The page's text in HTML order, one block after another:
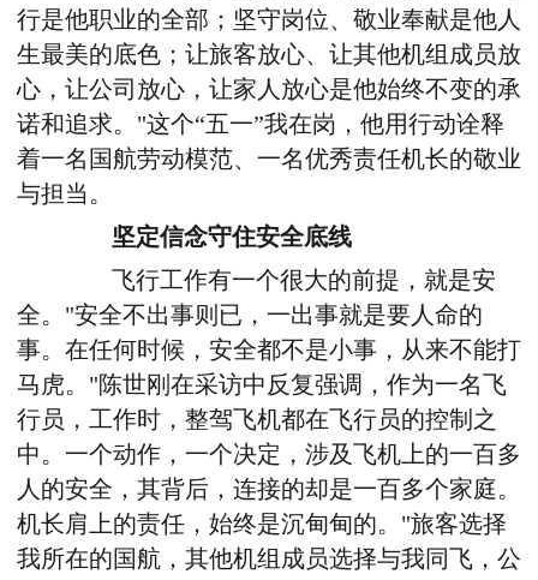
行是他职业的全部；坚守岗位、敬业奉献是他人
生最美的底色；让旅客放心、让其他机组成员放
心，让公司放心，让家人放心是他始终不变的承
诺和追求。"这个“五一”我在岗，他用行动诠释
着一名国航劳动模范、一名优秀责任机长的敬业
与担当。
坚定信念守住安全底线
飞行工作有一个很大的前提，就是安
全。"安全不出事则已，一出事就是要人命的
事。在任何时候，安全都不是小事，从来不能打
马虎。"陈世刚在采访中反复强调，作为一名飞
行员，工作时，整驾飞机都在飞行员的控制之
中。一个动作，一个决定，涉及飞机上的一百多
人的安全，其背后，连接的却是一百多个家庭。
机长肩上的责任，始终是沉甸甸的。"旅客选择
我所在的国航，其他机组成员选择与我同飞，公